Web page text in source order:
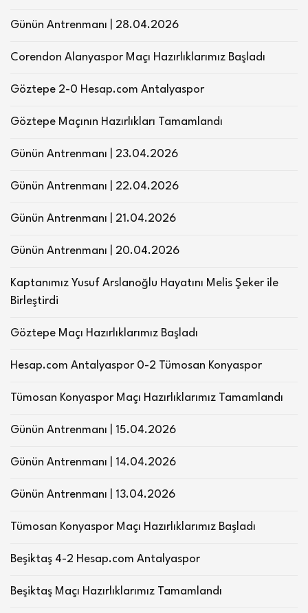
Günün Antrenmanı | 28.04.2026
Corendon Alanyaspor Maçı Hazırlıklarımız Başladı
Göztepe 2-0 Hesap.com Antalyaspor
Göztepe Maçının Hazırlıkları Tamamlandı
Günün Antrenmanı | 23.04.2026
Günün Antrenmanı | 22.04.2026
Günün Antrenmanı | 21.04.2026
Günün Antrenmanı | 20.04.2026
Kaptanımız Yusuf Arslanoğlu Hayatını Melis Şeker ile
Birleştirdi
Göztepe Maçı Hazırlıklarımız Başladı
Hesap.com Antalyaspor 0-2 Tümosan Konyaspor
Tümosan Konyaspor Maçı Hazırlıklarımız Tamamlandı
Günün Antrenmanı | 15.04.2026
Günün Antrenmanı | 14.04.2026
Günün Antrenmanı | 13.04.2026
Tümosan Konyaspor Maçı Hazırlıklarımız Başladı
Beşiktaş 4-2 Hesap.com Antalyaspor
Beşiktaş Maçı Hazırlıklarımız Tamamlandı